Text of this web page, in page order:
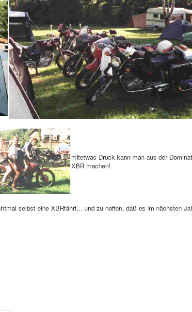
mitetwas Druck kann man aus der
XBR machen!
selbst eine XBRfährt... und zu hoffen, daß es im nächsten